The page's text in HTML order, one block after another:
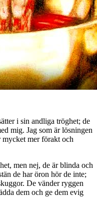
i sin andliga tröghet; de
mig. Jag som är lösningen
mycket mer förakt och
men nej, de är blinda och
de har öron hör de inte;
De vänder ryggen
dem och ge dem evig